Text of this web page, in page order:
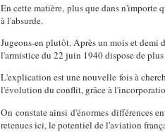
En cette matière, plus que dans
à l'absurde.
Jugeons-en plutôt. Après un mois et demi
l'armistice du 22 juin 1940 dispose de
L'explication est une nouvelle fois à
l'évolution du conflit, grâce à
On constate ainsi d'énormes différences
retenues ici, le potentiel de l'aviation